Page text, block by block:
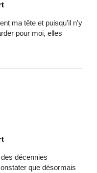
ma tête et puisqu'il n'y
pour moi, elles
décennies
que désormais